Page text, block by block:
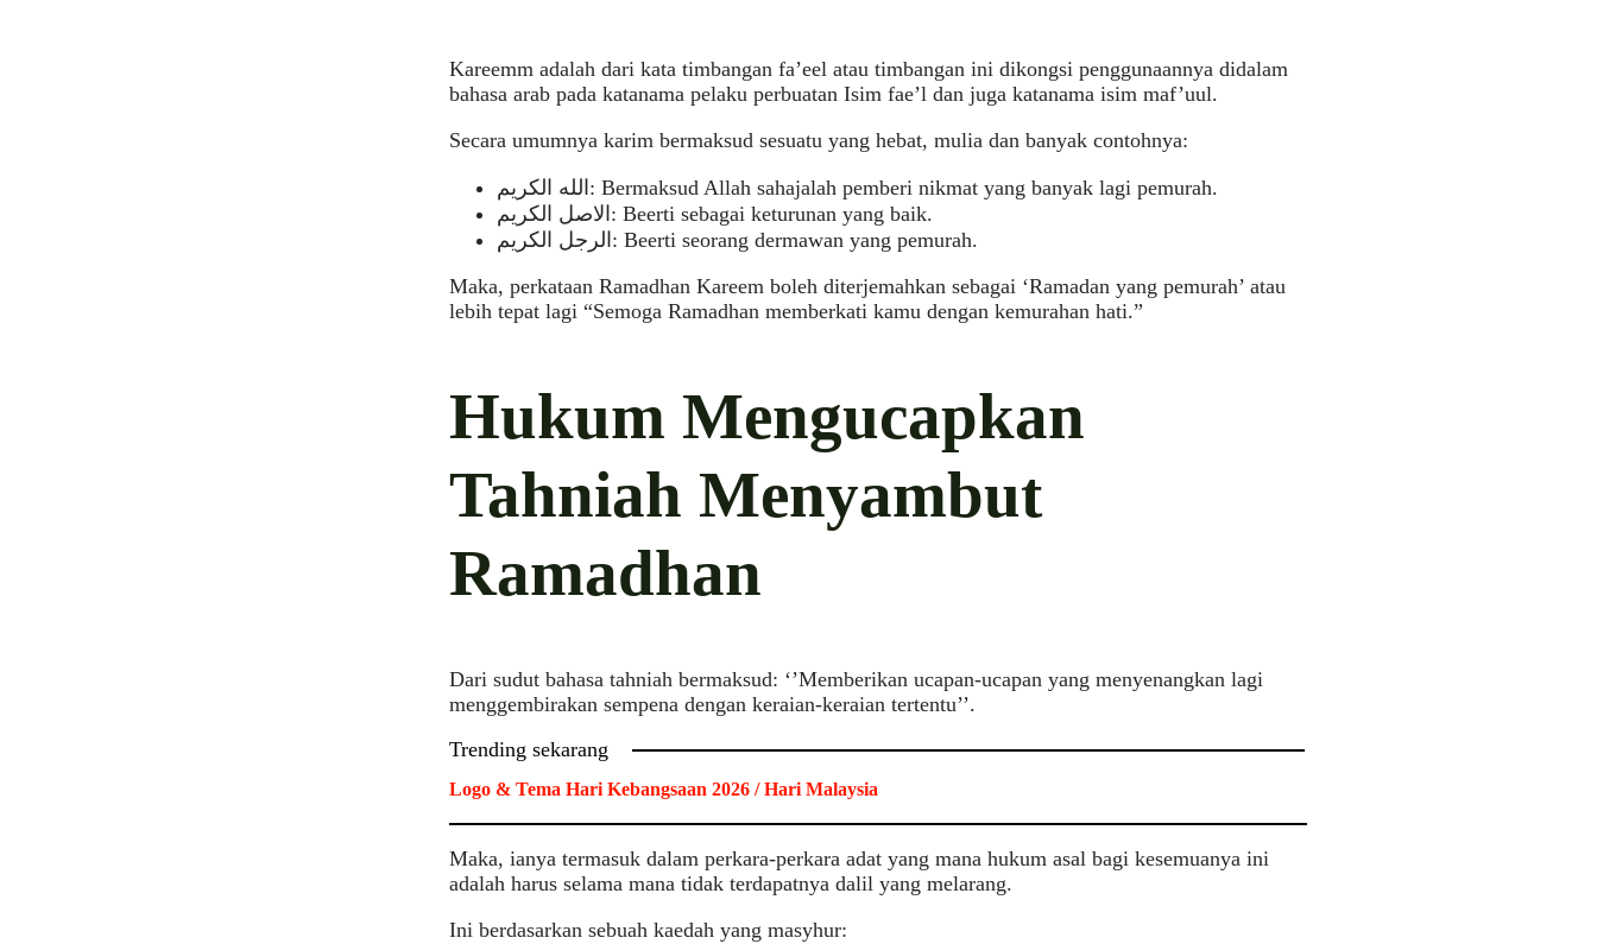
Kareemm adalah dari kata timbangan fa’eel atau timbangan ini dikongsi penggunaannya didalam
bahasa arab pada katanama pelaku perbuatan Isim fae’l dan juga katanama isim maf’uul.
Secara umumnya karim bermaksud sesuatu yang hebat, mulia dan banyak contohnya:
الله الكريم: Bermaksud Allah sahajalah pemberi nikmat yang banyak lagi pemurah.
الاصل الكريم: Beerti sebagai keturunan yang baik.
الرجل الكريم: Beerti seorang dermawan yang pemurah.
Maka, perkataan Ramadhan Kareem boleh diterjemahkan sebagai ‘Ramadan yang pemurah’ atau
lebih tepat lagi “Semoga Ramadhan memberkati kamu dengan kemurahan hati.”
Hukum Mengucapkan
Tahniah Menyambut
Ramadhan
Dari sudut bahasa tahniah bermaksud: ‘’Memberikan ucapan-ucapan yang menyenangkan lagi
menggembirakan sempena dengan keraian-keraian tertentu’’.
Trending sekarang
Logo & Tema Hari Kebangsaan 2026 / Hari Malaysia
Maka, ianya termasuk dalam perkara-perkara adat yang mana hukum asal bagi kesemuanya ini
adalah harus selama mana tidak terdapatnya dalil yang melarang.
Ini berdasarkan sebuah kaedah yang masyhur: